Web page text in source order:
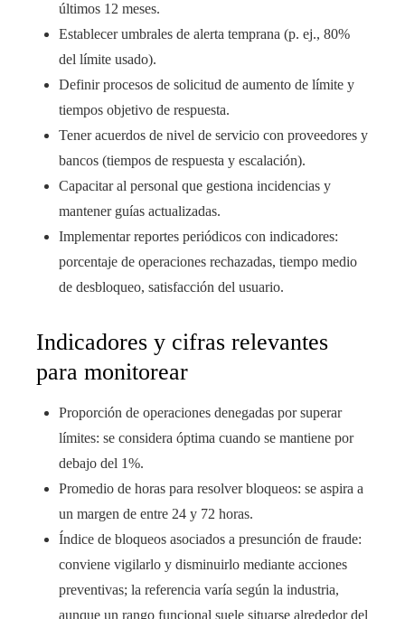
últimos 12 meses.
Establecer umbrales de alerta temprana (p. ej., 80%
del límite usado).
Definir procesos de solicitud de aumento de límite y
tiempos objetivo de respuesta.
Tener acuerdos de nivel de servicio con proveedores y
bancos (tiempos de respuesta y escalación).
Capacitar al personal que gestiona incidencias y
mantener guías actualizadas.
Implementar reportes periódicos con indicadores:
porcentaje de operaciones rechazadas, tiempo medio
de desbloqueo, satisfacción del usuario.
Indicadores y cifras relevantes
para monitorear
Proporción de operaciones denegadas por superar
límites: se considera óptima cuando se mantiene por
debajo del 1%.
Promedio de horas para resolver bloqueos: se aspira a
un margen de entre 24 y 72 horas.
Índice de bloqueos asociados a presunción de fraude:
conviene vigilarlo y disminuirlo mediante acciones
preventivas; la referencia varía según la industria,
aunque un rango funcional suele situarse alrededor del